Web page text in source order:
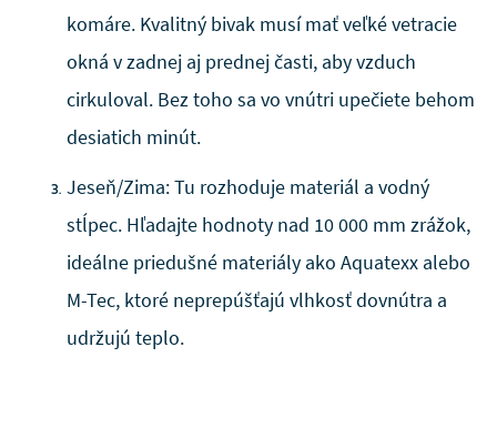
komáre. Kvalitný bivak musí mať veľké vetracie
okná v zadnej aj prednej časti, aby vzduch
cirkuloval. Bez toho sa vo vnútri upečiete behom
desiatich minút.
Jeseň/Zima: Tu rozhoduje materiál a vodný
stĺpec. Hľadajte hodnoty nad 10 000 mm zrážok,
ideálne priedušné materiály ako Aquatexx alebo
M-Tec, ktoré neprepúšťajú vlhkosť dovnútra a
udržujú teplo.